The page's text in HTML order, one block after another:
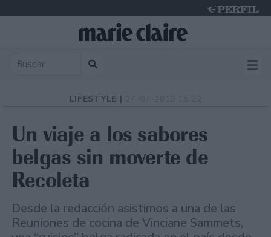
LIFESTYLE |
Un viaje a los sabores
belgas sin moverte de
Recoleta
Desde la redacción asistimos a una de las
Reuniones de cocina de Vinciane Sammets,